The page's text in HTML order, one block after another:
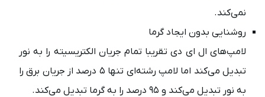
نمی‌کند.
روشنایی بدون ایجاد گرما
لامپ‌های ال ای دی تقریبا تمام جریان الکتریسیته را به نور
تبدیل می‌کند اما لامپ رشته‌ای تنها ۵ درصد از جریان برق را
به نور تبدیل می‌کند و ۹۵ درصد را به گرما تبدیل می‌کند.